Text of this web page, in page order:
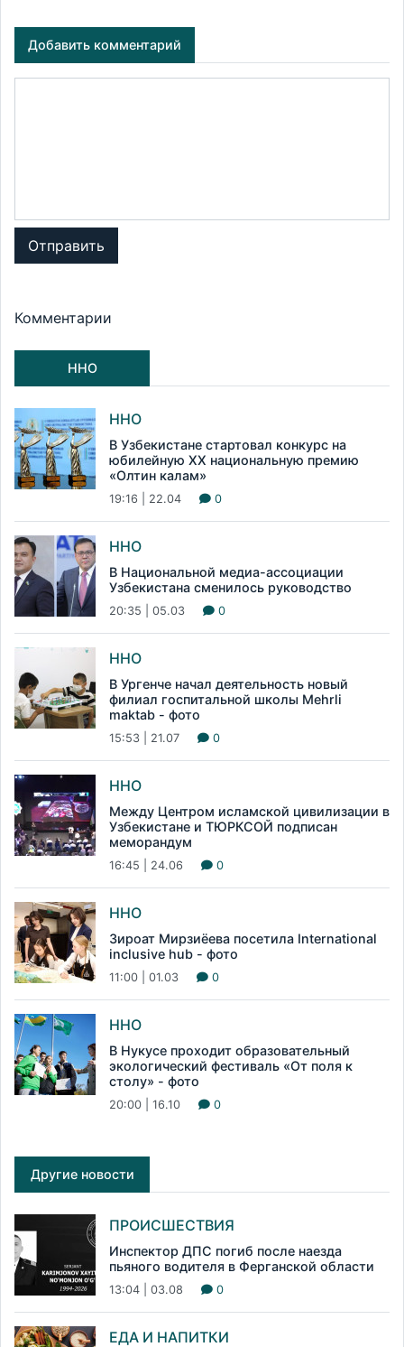
Добавить комментарий
Отправить
Комментарии
ННО
ННО
В Узбекистане стартовал конкурс на
юбилейную XX национальную премию
«Олтин калам»
19:16 | 22.04 0
ННО
В Национальной медиа-ассоциации
Узбекистана сменилось руководство
20:35 | 05.03 0
ННО
В Ургенче начал деятельность новый
филиал госпитальной школы Mehrli
maktab - фото
15:53 | 21.07 0
ННО
Между Центром исламской цивилизации в
Узбекистане и ТЮРКСОЙ подписан
меморандум
16:45 | 24.06 0
ННО
Зироат Мирзиёева посетила International
inclusive hub - фото
11:00 | 01.03 0
ННО
В Нукусе проходит образовательный
экологический фестиваль «От поля к
столу» - фото
20:00 | 16.10 0
Другие новости
ПРОИСШЕСТВИЯ
Инспектор ДПС погиб после наезда
пьяного водителя в Ферганской области
13:04 | 03.08 0
ЕДА И НАПИТКИ